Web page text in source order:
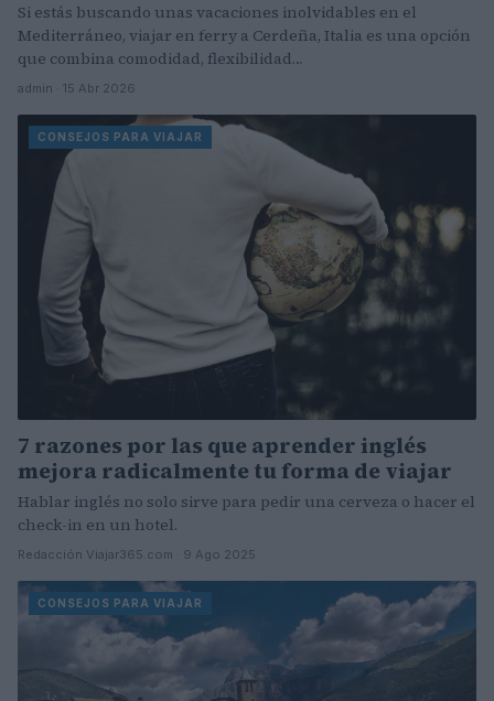
Si estás buscando unas vacaciones inolvidables en el
Mediterráneo, viajar en ferry a Cerdeña, Italia es una opción
que combina comodidad, flexibilidad…
admin · 15 Abr 2026
CONSEJOS PARA VIAJAR
7 razones por las que aprender inglés
mejora radicalmente tu forma de viajar
Hablar inglés no solo sirve para pedir una cerveza o hacer el
check-in en un hotel.
Redacción Viajar365.com · 9 Ago 2025
CONSEJOS PARA VIAJAR